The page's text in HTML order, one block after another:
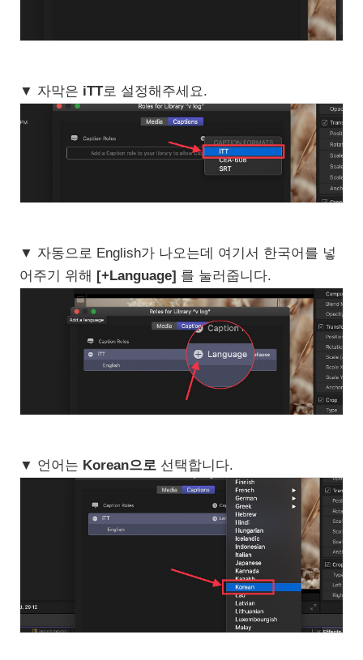
▼ 자막은 iTT로 설정해주세요.
▼ 자동으로 English가 나오는데 여기서 한국어를 넣
어주기 위해 [+Language] 를 눌러줍니다.
▼ 언어는 Korean으로 선택합니다.